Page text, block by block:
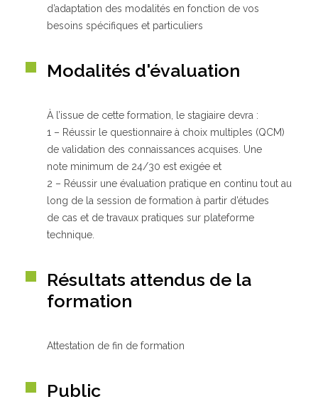
d’adaptation des modalités en fonction de vos
besoins spécifiques et particuliers
Modalités d'évaluation
À l’issue de cette formation, le stagiaire devra :
1 – Réussir le questionnaire à choix multiples (QCM)
de validation des connaissances acquises. Une
note minimum de 24/30 est exigée et
2 – Réussir une évaluation pratique en continu tout au
long de la session de formation à partir d’études
de cas et de travaux pratiques sur plateforme
technique.
Résultats attendus de la
formation
Attestation de fin de formation
Public